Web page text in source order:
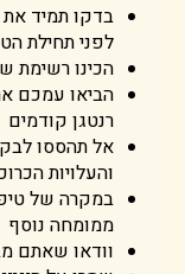
בדקו תמיד
לפני תחילת
הכינו רשימת
הביאו עמכם
רנטגן קודמים
אל תהססו
והעלויות
במקרה של
ממומחה נוסף
וודאו שאתם